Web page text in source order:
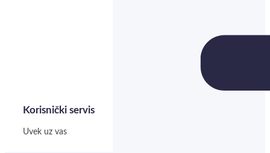
Korisnički servis
Uvek uz vas